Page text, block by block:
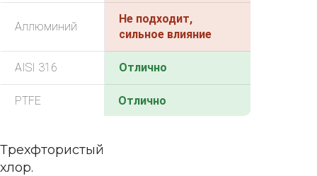
Аллюминий
Не подходит,
сильное влияние
AISI 316 Отлично
PTFE Отлично
Трехфтористый
хлор.